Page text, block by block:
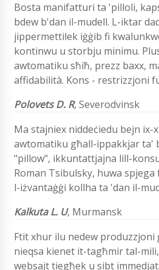
Bosta manifatturi ta 'pilloli,
bdew b'dan il-mudell. L-iktar
jippermettilek iġġib fi
kontinwu u storbju minimu.
awtomatiku sħiħ, prezz baxx,
affidabilità. Kons - restrizzjoni
Polovets D. R,Severodvinsk
Ma stajniex niddeċiedu bejn
awtomatiku għall-ippakkjar ta'
"pillow", ikkuntattjajna lill-
Roman Tsibulsky, huwa
l-iżvantaġġi kollha ta 'dan il-
Kalkuta L. U, Murmansk
Ftit xhur ilu nedew produzzjoni
nieqsa kienet it-tagħmir tal-
websajt tiegħek u sibt